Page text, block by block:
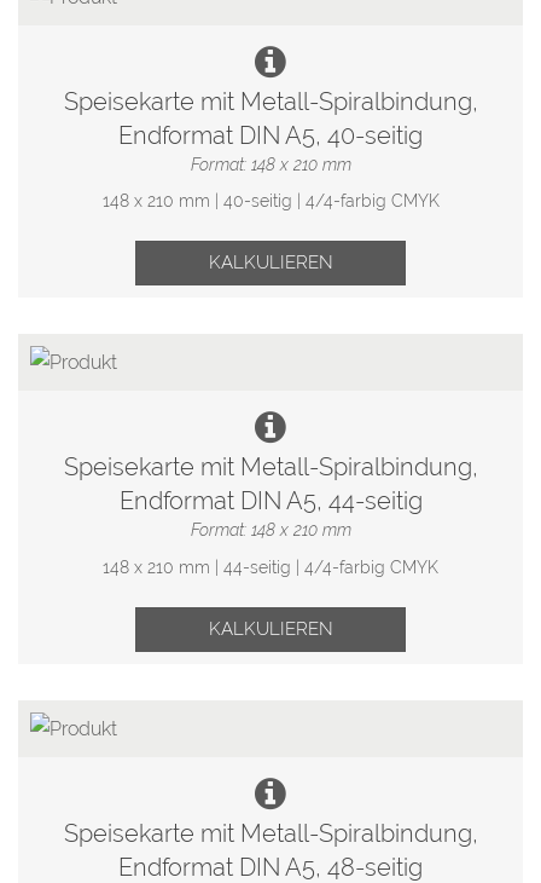
Speisekarte mit Metall-Spiralbindung,
Endformat DIN A5, 40-seitig
Format: 148 x 210 mm
148 x 210 mm | 40-seitig | 4/4-farbig CMYK
KALKULIEREN
Speisekarte mit Metall-Spiralbindung,
Endformat DIN A5, 44-seitig
Format: 148 x 210 mm
148 x 210 mm | 44-seitig | 4/4-farbig CMYK
KALKULIEREN
Speisekarte mit Metall-Spiralbindung,
Endformat DIN A5, 48-seitig